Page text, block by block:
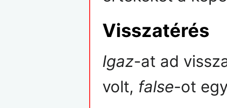
Visszatérés
Igaz-at ad
volt, false-ot